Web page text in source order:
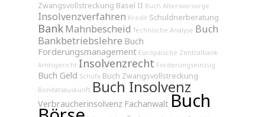
Zwangsvollstreckung Basel II Buch Altersvorsorge
Insolvenzverfahren Kredit Schuldnerberatung
BankMahnbescheid Technische Analyse Buch
Bankbetriebslehre Buch
Forderungsmanagement Europäische Zentralbank
Amtsgericht Insolvenzrecht Forderungseinzug
Buch Geld Schufa Buch Zwangsvollstreckung
Bonitätsauskunft Buch Insolvenz
Verbraucherinsolvenz Fachanwalt Buch